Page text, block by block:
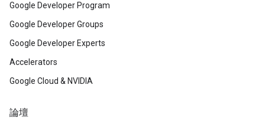
Google Developer Program
Google Developer Groups
Google Developer Experts
Accelerators
Google Cloud & NVIDIA
論壇